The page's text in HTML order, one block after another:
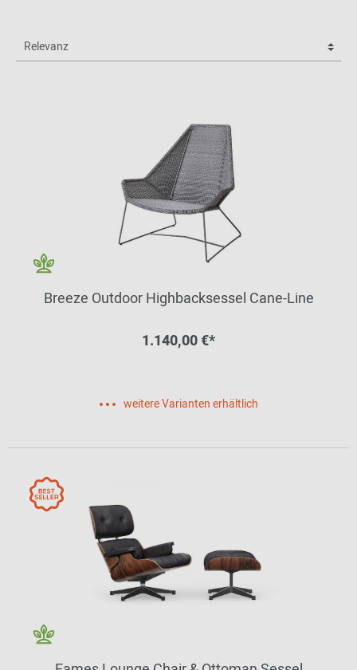
Breeze Outdoor Highbacksessel Cane-Line
1.140,00 €*
weitere Varianten erhältlich